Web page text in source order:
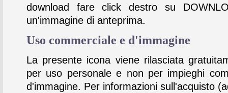
download fare click destro su
un'immagine di anteprima.
Uso commerciale e d'immagine
La presente icona viene rilasciata
per uso personale e non per impieghi
d'immagine. Per informazioni sull'acquisto